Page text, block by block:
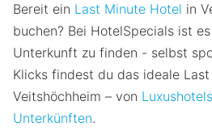
Bereit ein Last Minute Hotel in
buchen? Bei HotelSpecials ist
Unterkunft zu finden - selbst
Klicks findest du das ideale
Veitshöchheim – von Luxushotels
Unterkünften.